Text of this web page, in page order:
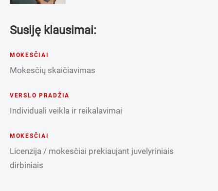
Susiję klausimai:
MOKESČIAI
Mokesčių skaičiavimas
VERSLO PRADŽIA
Individuali veikla ir reikalavimai
MOKESČIAI
Licenzija / mokesčiai prekiaujant juvelyriniais
dirbiniais